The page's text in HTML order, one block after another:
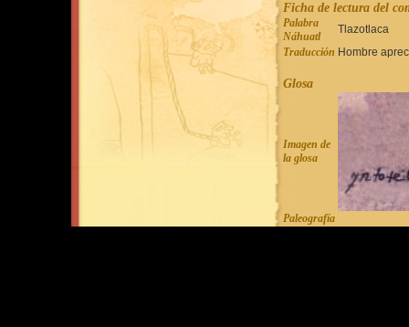
Ficha de lectura del
Palabra
Náhuatl
Tlazotlaca
Traducción Hombre
Glosa
Imagen de
la glosa
Paleografía